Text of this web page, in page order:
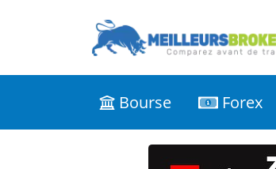
Bourse Forex